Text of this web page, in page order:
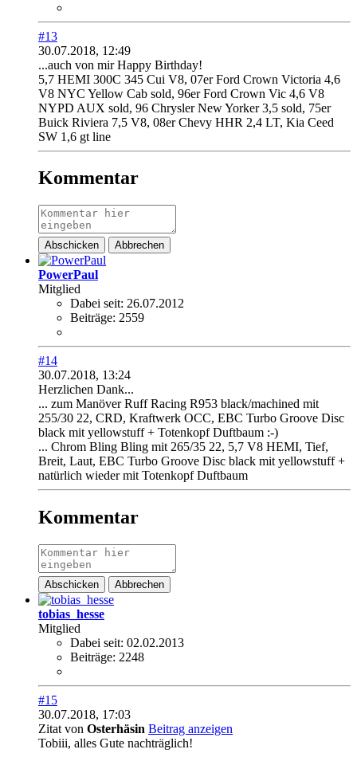
#13
30.07.2018, 12:49
...auch von mir Happy Birthday!
5,7 HEMI 300C 345 Cui V8, 07er Ford Crown Victoria 4,6
V8 NYC Yellow Cab sold, 96er Ford Crown Vic 4,6 V8
NYPD AUX sold, 96 Chrysler New Yorker 3,5 sold, 75er
Buick Riviera 7,5 V8, 08er Chevy HHR 2,4 LT, Kia Ceed
SW 1,6 gt line
Kommentar
Abschicken Abbrechen
PowerPaul
Mitglied
Dabei seit: 26.07.2012
Beiträge: 2559
#14
30.07.2018, 13:24
Herzlichen Dank...
... zum Manöver Ruff Racing R953 black/machined mit
255/30 22, CRD, Kraftwerk OCC, EBC Turbo Groove Disc
black mit yellowstuff + Totenkopf Duftbaum :-)
... Chrom Bling Bling mit 265/35 22, 5,7 V8 HEMI, Tief,
Breit, Laut, EBC Turbo Groove Disc black mit yellowstuff +
natürlich wieder mit Totenkopf Duftbaum
Kommentar
Abschicken Abbrechen
tobias_hesse
Mitglied
Dabei seit: 02.02.2013
Beiträge: 2248
#15
30.07.2018, 17:03
Zitat von Osterhäsin Beitrag anzeigen
Tobiii, alles Gute nachträglich!